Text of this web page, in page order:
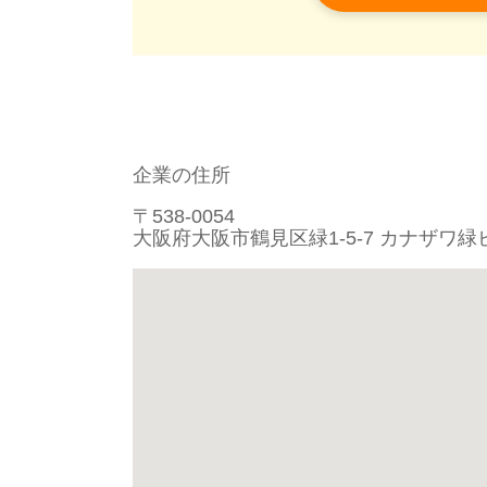
企業の住所
〒538-0054
大阪府大阪市鶴見区緑1-5-7 カナザワ緑